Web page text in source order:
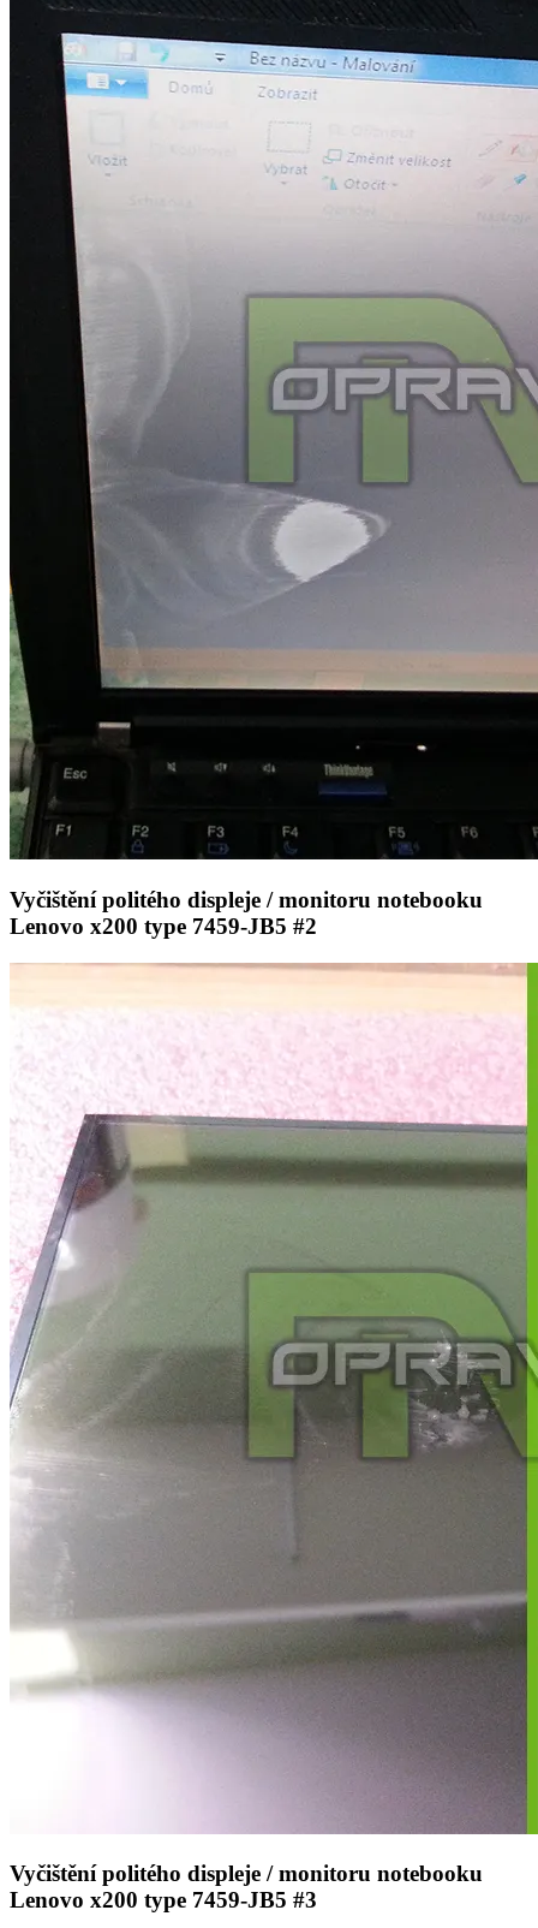
Vyčištění politého displeje / monitoru notebooku
Lenovo x200 type 7459-JB5 #2
Vyčištění politého displeje / monitoru notebooku
Lenovo x200 type 7459-JB5 #3